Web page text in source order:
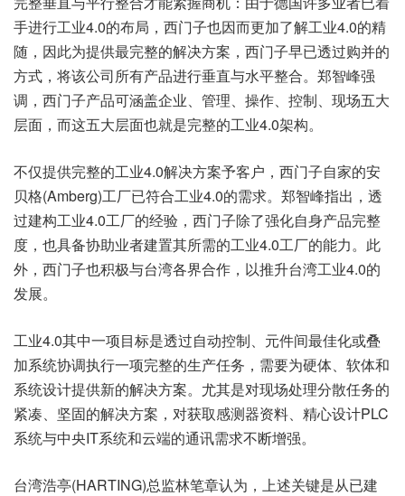
手进行工业4.0的布局，西门子也因而更加了解工业4.0的精
随，因此为提供最完整的解决方案，西门子早已透过购并的
方式，将该公司所有产品进行垂直与水平整合。郑智峰强
调，西门子产品可涵盖企业、管理、操作、控制、现场五大
层面，而这五大层面也就是完整的工业4.0架构。
不仅提供完整的工业4.0解决方案予客户，西门子自家的安
贝格(Amberg)工厂已符合工业4.0的需求。郑智峰指出，透
过建构工业4.0工厂的经验，西门子除了强化自身产品完整
度，也具备协助业者建置其所需的工业4.0工厂的能力。此
外，西门子也积极与台湾各界合作，以推升台湾工业4.0的
发展。
工业4.0其中一项目标是透过自动控制、元件间最佳化或叠
加系统协调执行一项完整的生产任务，需要为硬体、软体和
系统设计提供新的解决方案。尤其是对现场处理分散任务的
紧凑、坚固的解决方案，对获取感测器资料、精心设计PLC
系统与中央IT系统和云端的通讯需求不断增强。
台湾浩亭(HARTING)总监林笔章认为，上述关键是从已建